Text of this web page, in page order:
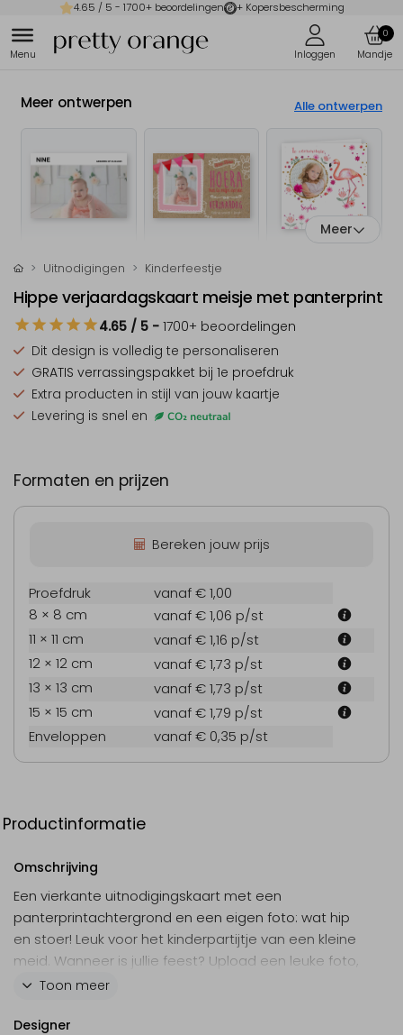
4.65 / 5 - 1700+ beoordelingen + Kopersbescherming
0
Meer ontwerpen Alle ontwerpen
Meer
Uitnodigingen Kinderfeestje
Hippe verjaardagskaart meisje met panterprint
4.65 / 5 - 1700+ beoordelingen
Dit design is volledig te personaliseren
GRATIS verrassingspakket bij 1e proefdruk
Extra producten in stijl van jouw kaartje
Levering is snel en
Formaten en prijzen
Bereken jouw prijs
Proefdruk
vanaf € 1,00
8 × 8 cm
vanaf € 1,06 p/st
11 × 11 cm
vanaf € 1,16 p/st
12 × 12 cm
vanaf € 1,73 p/st
13 × 13 cm
vanaf € 1,73 p/st
15 × 15 cm
vanaf € 1,79 p/st
Enveloppen
vanaf € 0,35 p/st
Productinformatie
Omschrijving
Een vierkante uitnodigingskaart met een
panterprintachtergrond en een eigen foto: wat hip
en stoer! Leuk voor het kinderpartijtje van een kleine
meid. Wanneer is jullie feest? Upload een leuke foto,
pas de tekst aan en je hebt een superstoere
Toon meer
Designer